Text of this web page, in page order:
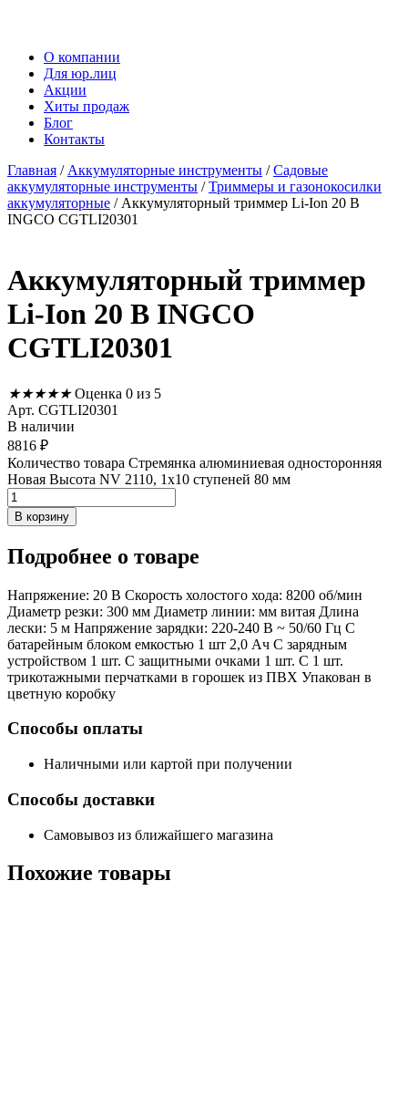
О компании
Для юр.лиц
Акции
Хиты продаж
Блог
Контакты
Главная / Аккумуляторные инструменты /Садовые
аккумуляторные инструменты /Триммеры и газонокосилки
аккумуляторные / Аккумуляторный триммер Li-Ion 20 В
INGCO CGTLI20301
Аккумуляторный триммер
Li-Ion 20 В INGCO
CGTLI20301
★★★★★ Оценка 0 из 5
Арт. CGTLI20301
В наличии
8816 ₽
Количество товара Стремянка алюминиевая односторонняя
Новая Высота NV 2110, 1х10 ступеней 80 мм
В корзину
Подробнее о товаре
Напряжение: 20 В Скорость холостого хода: 8200 об/мин
Диаметр резки: 300 мм Диаметр линии: мм витая Длина
лески: 5 м Напряжение зарядки: 220-240 В ~ 50/60 Гц С
батарейным блоком емкостью 1 шт 2,0 Ач С зарядным
устройством 1 шт. С защитными очками 1 шт. С 1 шт.
трикотажными перчатками в горошек из ПВХ Упакован в
цветную коробку
Способы оплаты
Наличными или картой при получении
Способы доставки
Самовывоз из ближайшего магазина
Похожие товары